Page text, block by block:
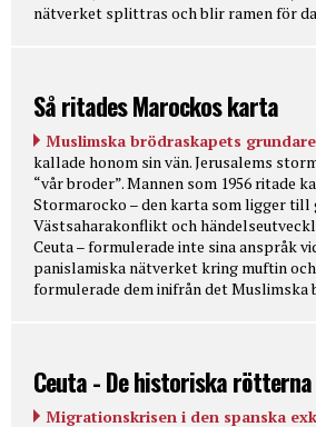
nätverket splittras och blir ramen för
Så ritades Marockos karta
Muslimska brödraskapets grundare
kallade honom sin vän. Jerusalems
“vår broder”. Mannen som 1956 ritade
Stormarocko – den karta som ligger till
Västsaharakonflikt och
Ceuta – formulerade inte sina anspråk
panislamiska nätverket kring muftin
formulerade dem inifrån det Muslimska
Ceuta - De historiska
Migrationskrisen i den spanska